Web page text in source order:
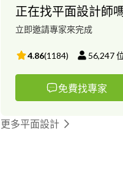
正在找平面設計師
立即邀請專家來完成
4.86(1184) 56,247
免費找專家
更多平面設計